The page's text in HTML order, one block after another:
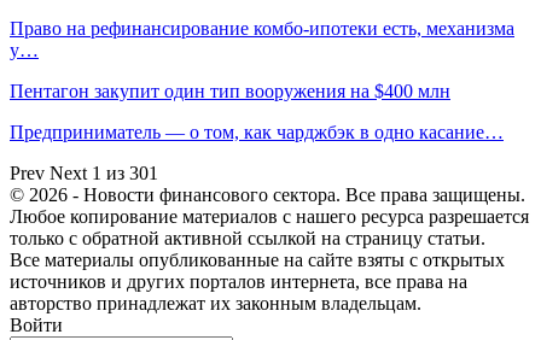
Право на рефинансирование комбо-ипотеки есть, механизма
у…
Пентагон закупит один тип вооружения на $400 млн
Предприниматель — о том, как чарджбэк в одно касание…
Prev Next 1 из 301
© 2026 - Новости финансового сектора. Все права защищены.
Любое копирование материалов с нашего ресурса разрешается
только с обратной активной ссылкой на страницу статьи.
Все материалы опубликованные на сайте взяты с открытых
источников и других порталов интернета, все права на
авторство принадлежат их законным владельцам.
Войти